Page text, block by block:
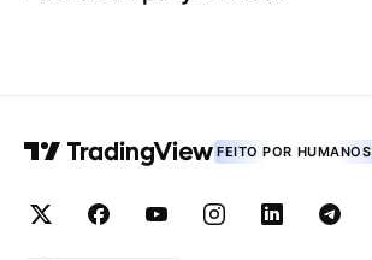
FEITO POR HUMANOS